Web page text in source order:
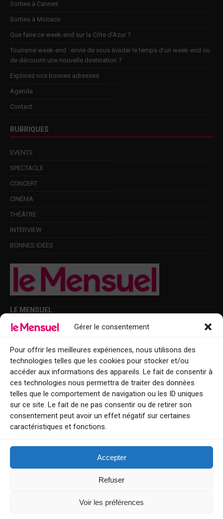
Gérer le consentement
Pour offrir les meilleures expériences, nous utilisons des
technologies telles que les cookies pour stocker et/ou
accéder aux informations des appareils. Le fait de consentir à
ces technologies nous permettra de traiter des données
telles que le comportement de navigation ou les ID uniques
sur ce site. Le fait de ne pas consentir ou de retirer son
consentement peut avoir un effet négatif sur certaines
caractéristiques et fonctions.
Accepter
Refuser
Voir les préférences
Sorties à Cannes
Sorties à Monaco
Que faire ce week-end sur la Côte d’Azur ?
Tourisme week-end : envie de vous évader le temps d’un week-end ou
de découvrir une nouvelle destination ?
Explorez nos bonnes adresses
Agenda
Contact
RUBRIQUES
EVENTS
SPECTACLE
CONCERT
CINÉMA
THÉÂTRE
INTERVIEW
BONNES IDÉES
LE MENSUEL
Points de diffusion Var et Alpes-Maritimes : oû trouver Le Mensuel ?
Le Mensuel en PDF : consultez le magazine en ligne
Qui sommes-nous ?
BFM Top Sorties
EVENT
Tourisme week-end : envie de vous évader le temps d’un week-end ou
Explorez nos bonnes adresses
Contact